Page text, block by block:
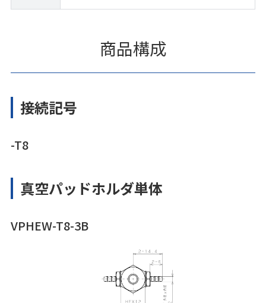
商品構成
接続記号
-T8
真空パッドホルダ単体
VPHEW-T8-3B